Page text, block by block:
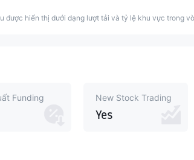
được hiển thị dưới dạng lượt tải và tỷ lệ khu vực trong
Funding New Stock Trading
Yes